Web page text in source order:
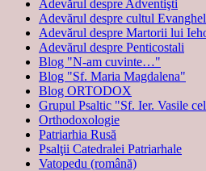
Adevărul despre Adventişti
Adevărul despre cultul
Adevărul despre Martorii lui
Adevărul despre Penticostali
Blog "N-am cuvinte…"
Blog "Sf. Maria Magdalena"
Blog ORTODOX
Grupul Psaltic "Sf. Ier. Vasile
Orthodoxologie
Patriarhia Rusă
Psalţii Catedralei Patriarhale
Vatopedu (română)